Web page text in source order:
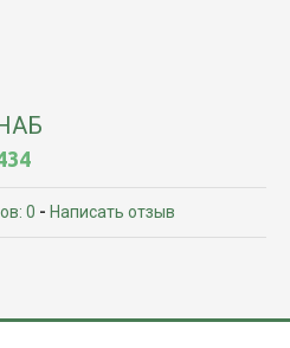
0 - Написать отзыв